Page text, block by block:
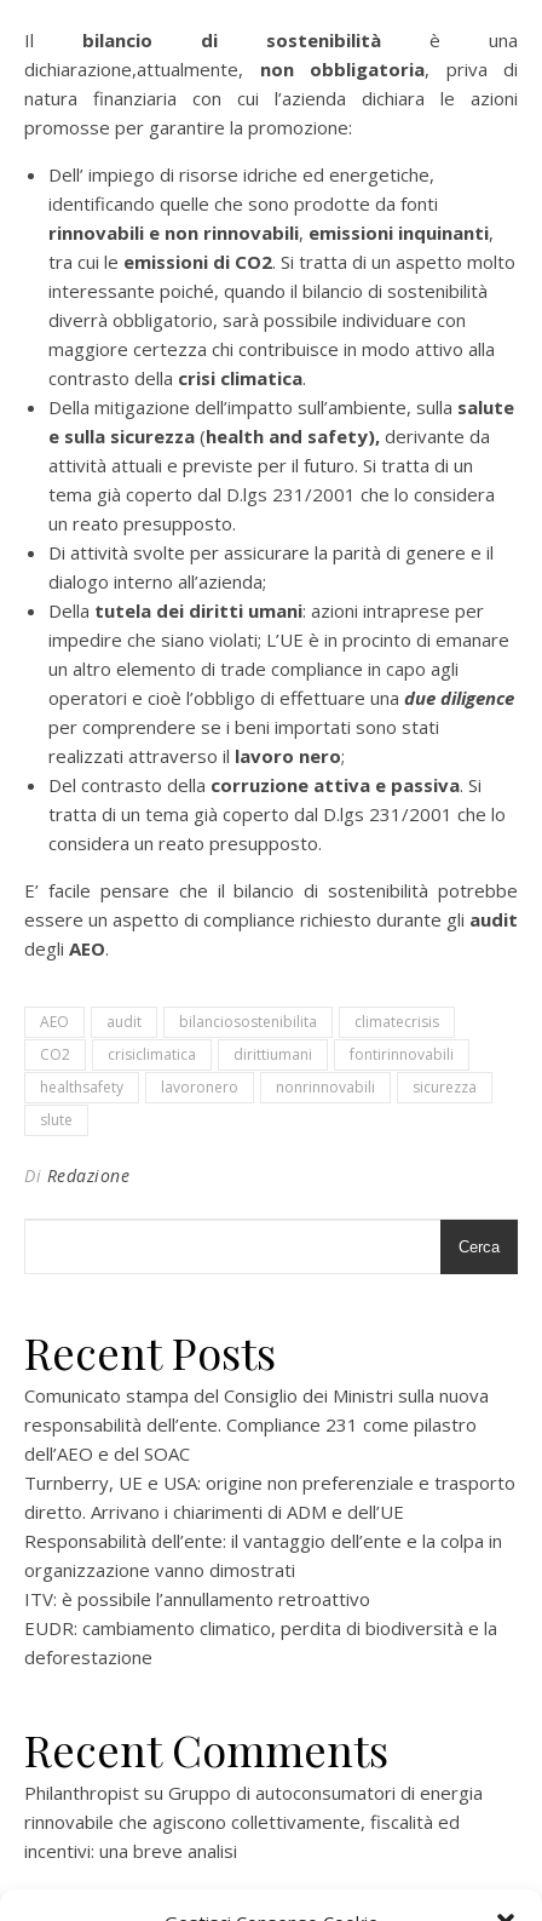
Il bilancio di sostenibilità è una
dichiarazione,attualmente, non obbligatoria, priva di
natura finanziaria con cui l’azienda dichiara le azioni
promosse per garantire la promozione:
Dell’ impiego di risorse idriche ed energetiche,
identificando quelle che sono prodotte da fonti
rinnovabili e non rinnovabili, emissioni inquinanti,
tra cui le emissioni di CO2. Si tratta di un aspetto molto
interessante poiché, quando il bilancio di sostenibilità
diverrà obbligatorio, sarà possibile individuare con
maggiore certezza chi contribuisce in modo attivo alla
contrasto della crisi climatica.
Della mitigazione dell’impatto sull’ambiente, sulla salute
e sulla sicurezza (health and safety), derivante da
attività attuali e previste per il futuro. Si tratta di un
tema già coperto dal D.lgs 231/2001 che lo considera
un reato presupposto.
Di attività svolte per assicurare la parità di genere e il
dialogo interno all’azienda;
Della tutela dei diritti umani: azioni intraprese per
impedire che siano violati; L’UE è in procinto di emanare
un altro elemento di trade compliance in capo agli
operatori e cioè l’obbligo di effettuare una due diligence
per comprendere se i beni importati sono stati
realizzati attraverso il lavoro nero;
Del contrasto della corruzione attiva e passiva. Si
tratta di un tema già coperto dal D.lgs 231/2001 che lo
considera un reato presupposto.
E’ facile pensare che il bilancio di sostenibilità potrebbe
essere un aspetto di compliance richiesto durante gli audit
degli AEO.
AEO audit bilanciosostenibilita
climatecrisis
CO2
crisiclimatica dirittiumani
fontirinnovabili
healthsafety
lavoronero nonrinnovabili
sicurezza
slute
Di Redazione
Cerca
Recent Posts
Comunicato stampa del Consiglio dei Ministri sulla nuova
responsabilità dell’ente. Compliance 231 come pilastro
dell’AEO e del SOAC
Turnberry, UE e USA: origine non preferenziale e trasporto
diretto. Arrivano i chiarimenti di ADM e dell’UE
Responsabilità dell’ente: il vantaggio dell’ente e la colpa in
organizzazione vanno dimostrati
ITV: è possibile l’annullamento retroattivo
EUDR: cambiamento climatico, perdita di biodiversità e la
deforestazione
Recent Comments
Philanthropist su Gruppo di autoconsumatori di energia
rinnovabile che agiscono collettivamente, fiscalità ed
incentivi: una breve analisi